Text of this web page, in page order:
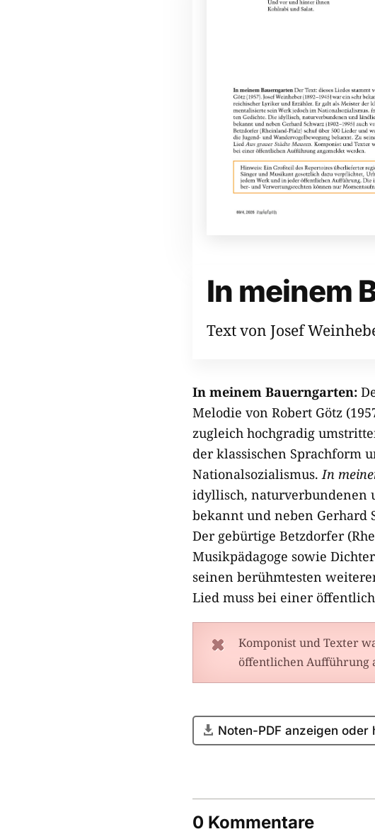
In meinem
Text von Josef
In meinem Bauerngarten:
Melodie von Robert Götz
zugleich hochgradig
der klassischen Sprachform
Nationalsozialismus.In
idyllisch, naturverbundenen
bekannt und neben Gerhard
Der gebürtige Betzdorfer
Musikpädagoge sowie
seinen berühmtesten
Lied muss bei einer
Komponist und Texter
öffentlichen Aufführung
Noten-PDF anzeigen oder
0 Kommentare